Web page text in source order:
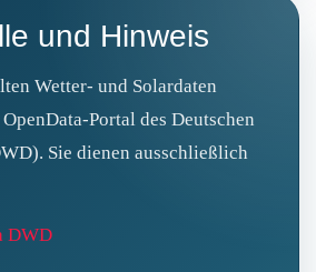
und Hinweis
Wetter- und Solardaten
des Deutschen
Sie dienen ausschließlich
DWD